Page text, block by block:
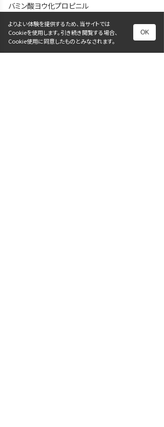
バミン酸ヨウ化プロピニル
※Pureシリーズは商品ごとに異なる色のデザイ
ンを採用し、現場で識別しやすくなりました。
よりよい体験を提供するため、当サイトでは
Cookieを使用します。引き続き閲覧する場合、
Cookie使用に同意したものとみなされます。
OK